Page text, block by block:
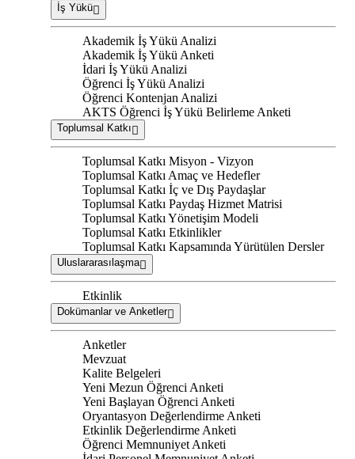
İş Yükü
Akademik İş Yükü Analizi
Akademik İş Yükü Anketi
İdari İş Yükü Analizi
Öğrenci İş Yükü Analizi
Öğrenci Kontenjan Analizi
AKTS Öğrenci İş Yükü Belirleme Anketi
Toplumsal Katkı
Toplumsal Katkı Misyon - Vizyon
Toplumsal Katkı Amaç ve Hedefler
Toplumsal Katkı İç ve Dış Paydaşlar
Toplumsal Katkı Paydaş Hizmet Matrisi
Toplumsal Katkı Yönetişim Modeli
Toplumsal Katkı Etkinlikler
Toplumsal Katkı Kapsamında Yürütülen Dersler
Uluslararasılaşma
Etkinlik
Dokümanlar ve Anketler
Anketler
Mevzuat
Kalite Belgeleri
Yeni Mezun Öğrenci Anketi
Yeni Başlayan Öğrenci Anketi
Oryantasyon Değerlendirme Anketi
Etkinlik Değerlendirme Anketi
Öğrenci Memnuniyet Anketi